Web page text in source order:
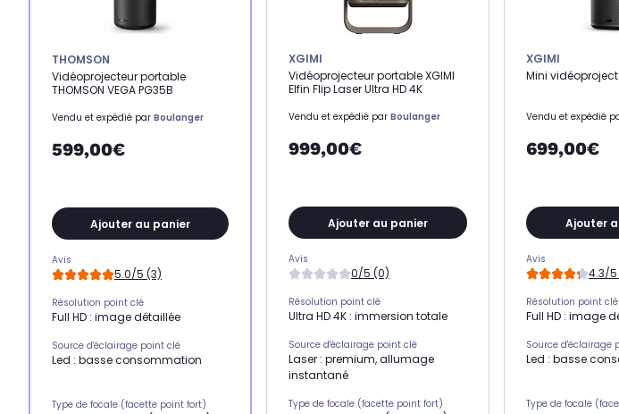
THOMSON
Vidéoprojecteur portable
THOMSON VEGA PG35B
Vendu et expédié par Boulanger
599,00€
Ajouter au panier
Avis
5.0/5 (3)
Résolution point clé
Full HD : image détaillée
Source d'éclairage point clé
Led : basse consommation
Type de focale (facette point fort)
XGIMI
Vidéoprojecteur portable XGIMI
Elfin Flip Laser Ultra HD 4K
Vendu et expédié par Boulanger
999,00€
Ajouter au panier
Avis
0/5 (0)
Résolution point clé
Ultra HD 4K : immersion totale
Source d'éclairage point clé
Laser : premium, allumage
instantané
Type de focale (facette point fort)
XGIMI
Mini
Vendu et expédié
699,00€
Ajouter
Avis
4.3/5
Résolution point clé
Full HD : image
Source d'éclairage
Led : basse
Type de focale